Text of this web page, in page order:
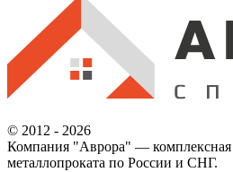
© 2012 - 2026
Компания "Аврора" — комплексная
металлопроката по России и СНГ.